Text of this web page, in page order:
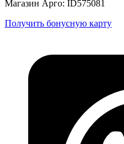
Магазин Арго: ID575081
Получить бонусную карту